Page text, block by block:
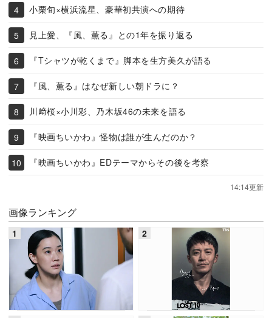
小栗旬×横浜流星、豪華初共演への期待
見上愛、『風、薫る』との1年を振り返る
『Tシャツが乾くまで』脚本を生方美久が語る
『風、薫る』はなぜ新しい朝ドラに？
川﨑桜×小川彩、乃木坂46の未来を語る
『映画ちいかわ』怪物は誰が生んだのか？
『映画ちいかわ』EDテーマからその後を考察
14:14更新
画像ランキング